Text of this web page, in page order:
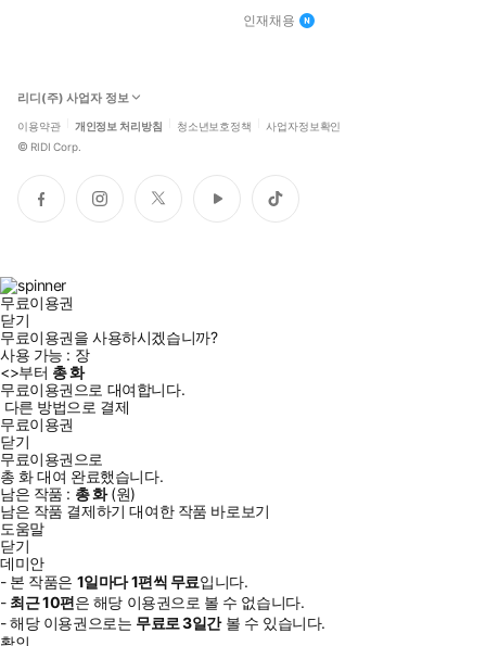
인재채용
리디(주) 사업자 정보
이용약관 개인정보 처리방침 청소년보호정책 사업자정보확인
© RIDI Corp.
페
이
인
스
트
위
유
튜
틱
톡
무료이용권
닫기
무료이용권을 사용하시겠습니까?
사용 가능 : 장
<>부터 총화
무료이용권으로 대여합니다.
다른 방법으로 결제
무료이용권
닫기
무료이용권으로
총 화대여 완료했습니다.
남은 작품 : 총화(원)
남은 작품 결제하기 대여한 작품 바로보기
도움말
닫기
데미안
- 본 작품은 1일마다1편씩 무료입니다.
- 최근10편은 해당 이용권으로 볼 수 없습니다.
- 해당 이용권으로는 무료로3일간볼 수 있습니다.